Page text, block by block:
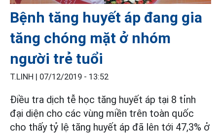
Bệnh tăng huyết áp đang gia
tăng chóng mặt ở nhóm
người trẻ tuổi
T.LINH | 07/12/2019 - 13:52
Điều tra dịch tễ học tăng huyết áp tại 8 tỉnh
đại diện cho các vùng miền trên toàn quốc
cho thấy tỷ lệ tăng huyết áp đã lên tới 47,3% ở